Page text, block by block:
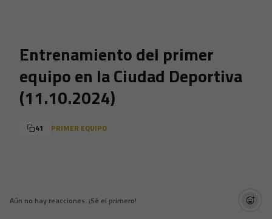
Entrenamiento del primer
equipo en la Ciudad Deportiva
(11.10.2024)
41 PRIMER EQUIPO
Aún no hay reacciones. ¡Sé el primero!